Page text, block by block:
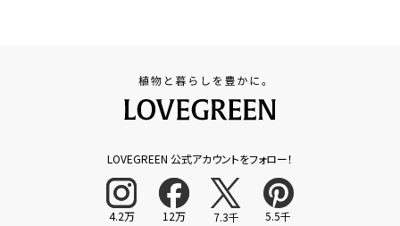
LOVEGREEN 公式アカウントをフォロー！
4.2万 12万 7.3千 5.5千